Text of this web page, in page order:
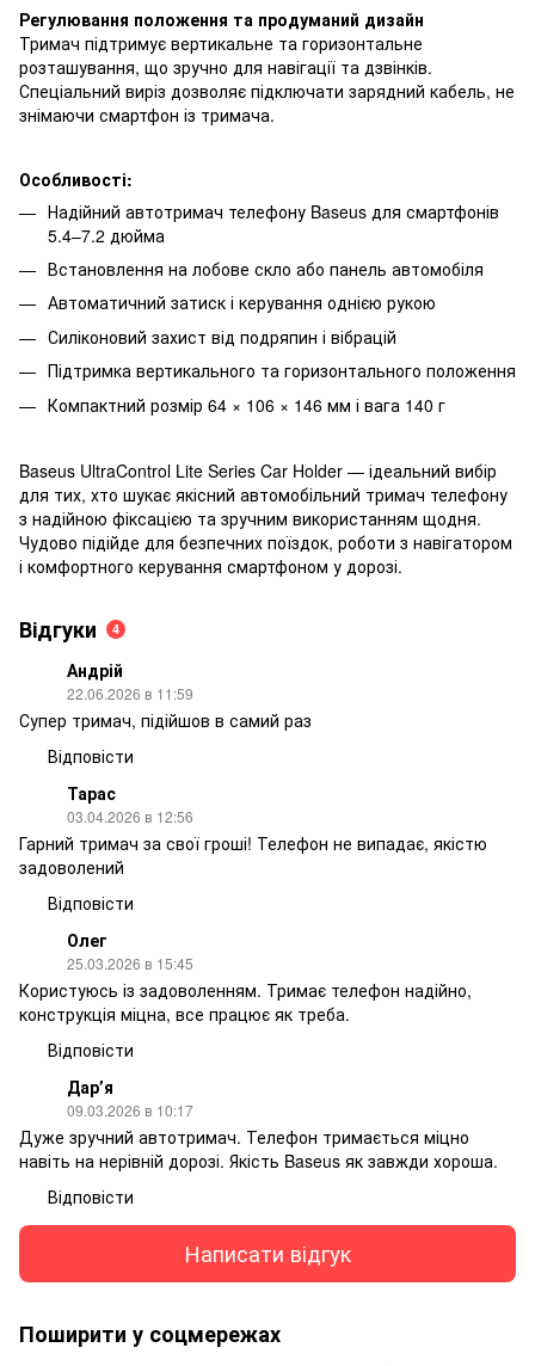
Регулювання положення та продуманий дизайн
Тримач підтримує вертикальне та горизонтальне
розташування, що зручно для навігації та дзвінків.
Спеціальний виріз дозволяє підключати зарядний кабель, не
знімаючи смартфон із тримача.
Особливості:
Надійний автотримач телефону Baseus для смартфонів
5.4–7.2 дюйма
Встановлення на лобове скло або панель автомобіля
Автоматичний затиск і керування однією рукою
Силіконовий захист від подряпин і вібрацій
Підтримка вертикального та горизонтального положення
Компактний розмір 64 × 106 × 146 мм і вага 140 г
Baseus UltraControl Lite Series Car Holder — ідеальний вибір
для тих, хто шукає якісний автомобільний тримач телефону
з надійною фіксацією та зручним використанням щодня.
Чудово підійде для безпечних поїздок, роботи з навігатором
і комфортного керування смартфоном у дорозі.
Відгуки 4
Андрій
22.06.2026 в 11:59
Супер тримач, підійшов в самий раз
Відповісти
Тарас
03.04.2026 в 12:56
Гарний тримач за свої гроші! Телефон не випадає, якістю
задоволений
Відповісти
Олег
25.03.2026 в 15:45
Користуюсь із задоволенням. Тримає телефон надійно,
конструкція міцна, все працює як треба.
Відповісти
Дарʼя
09.03.2026 в 10:17
Дуже зручний автотримач. Телефон тримається міцно
навіть на нерівній дорозі. Якість Baseus як завжди хороша.
Відповісти
Написати відгук
Поширити у соцмережах